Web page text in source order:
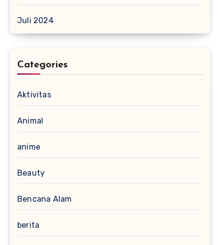
Juli 2024
Categories
Aktivitas
Animal
anime
Beauty
Bencana Alam
berita